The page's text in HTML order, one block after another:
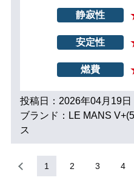
静寂性
安定性
燃費
投稿日：2026年04月19日
ブランド：LE MANS
ス
1 2 3 4